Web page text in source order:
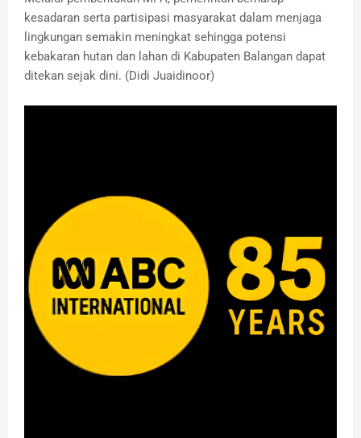
kesadaran serta partisipasi masyarakat dalam menjaga
lingkungan semakin meningkat sehingga potensi
kebakaran hutan dan lahan di Kabupaten Balangan dapat
ditekan sejak dini. (Didi Juaidinoor)